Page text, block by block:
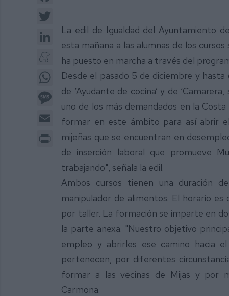
LinkedIn
WhatsApp
Message
Print
La edil de Igualdad del Ayuntamiento
esta mañana a las alumnas de los
ha puesto en marcha a través del
Desde el pasado 5 de diciembre y
de ‘Ayudante de cocina’ y de
uno de los más demandados en la
formar en este ámbito para así abrir
mijeñas que se encuentran en
de inserción laboral que promueve
trabajando", señala la edil.
Ambos cursos tienen una duración
manipulador de alimentos. El horario
por taller. La formación se imparte en
la parte anexa. "Nuestro objetivo
empleo y abrirles ese camino hacia
pertenecen, por diferentes
formar a las vecinas de Mijas y por
Carmona.